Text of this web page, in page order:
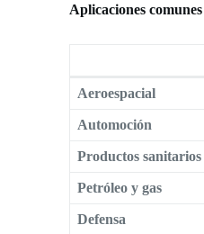
Aplicaciones comunes
Aeroespacial
Automoción
Productos sanitarios
Petróleo y gas
Defensa